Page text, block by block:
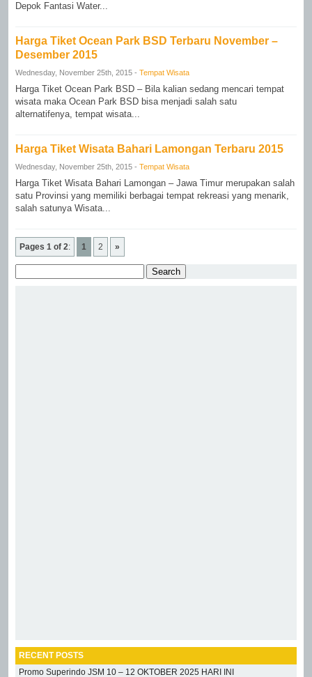
Depok Fantasi Water...
Harga Tiket Ocean Park BSD Terbaru November –
Desember 2015
Wednesday, November 25th, 2015 -Tempat Wisata
Harga Tiket Ocean Park BSD – Bila kalian sedang mencari tempat
wisata maka Ocean Park BSD bisa menjadi salah satu
alternatifenya, tempat wisata...
Harga Tiket Wisata Bahari Lamongan Terbaru 2015
Wednesday, November 25th, 2015 -Tempat Wisata
Harga Tiket Wisata Bahari Lamongan – Jawa Timur merupakan salah
satu Provinsi yang memiliki berbagai tempat rekreasi yang menarik,
salah satunya Wisata...
Pages 1 of 2: 1 2 »
RECENT POSTS
Promo Superindo JSM 10 – 12 OKTOBER 2025 HARI INI